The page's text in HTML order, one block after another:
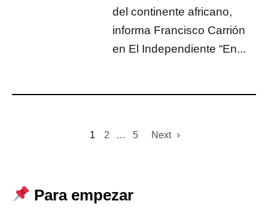
del continente africano,
informa Francisco Carrión
en El Independiente “En...
1 2 … 5 Next
Para empezar